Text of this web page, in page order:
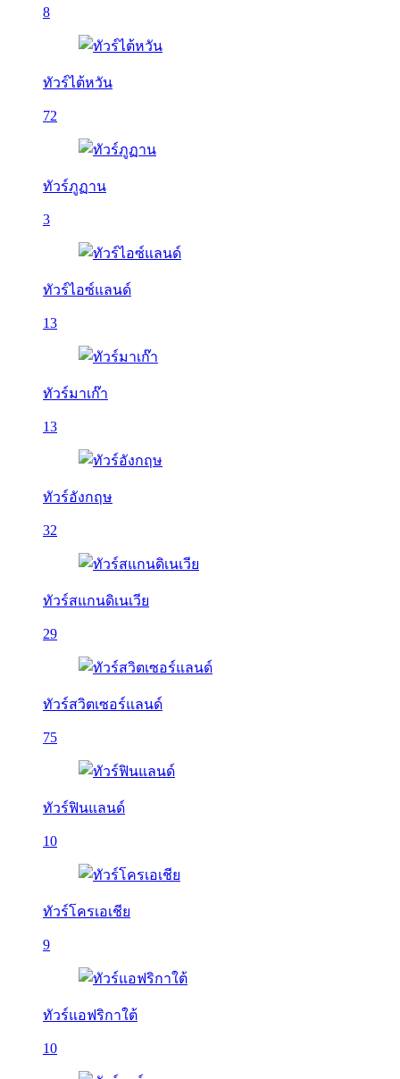
8
ทัวร์ไต้หวัน
72
ทัวร์ภูฏาน
3
ทัวร์ไอซ์แลนด์
13
ทัวร์มาเก๊า
13
ทัวร์อังกฤษ
32
ทัวร์สแกนดิเนเวีย
29
ทัวร์สวิตเซอร์แลนด์
75
ทัวร์ฟินแลนด์
10
ทัวร์โครเอเชีย
9
ทัวร์แอฟริกาใต้
10